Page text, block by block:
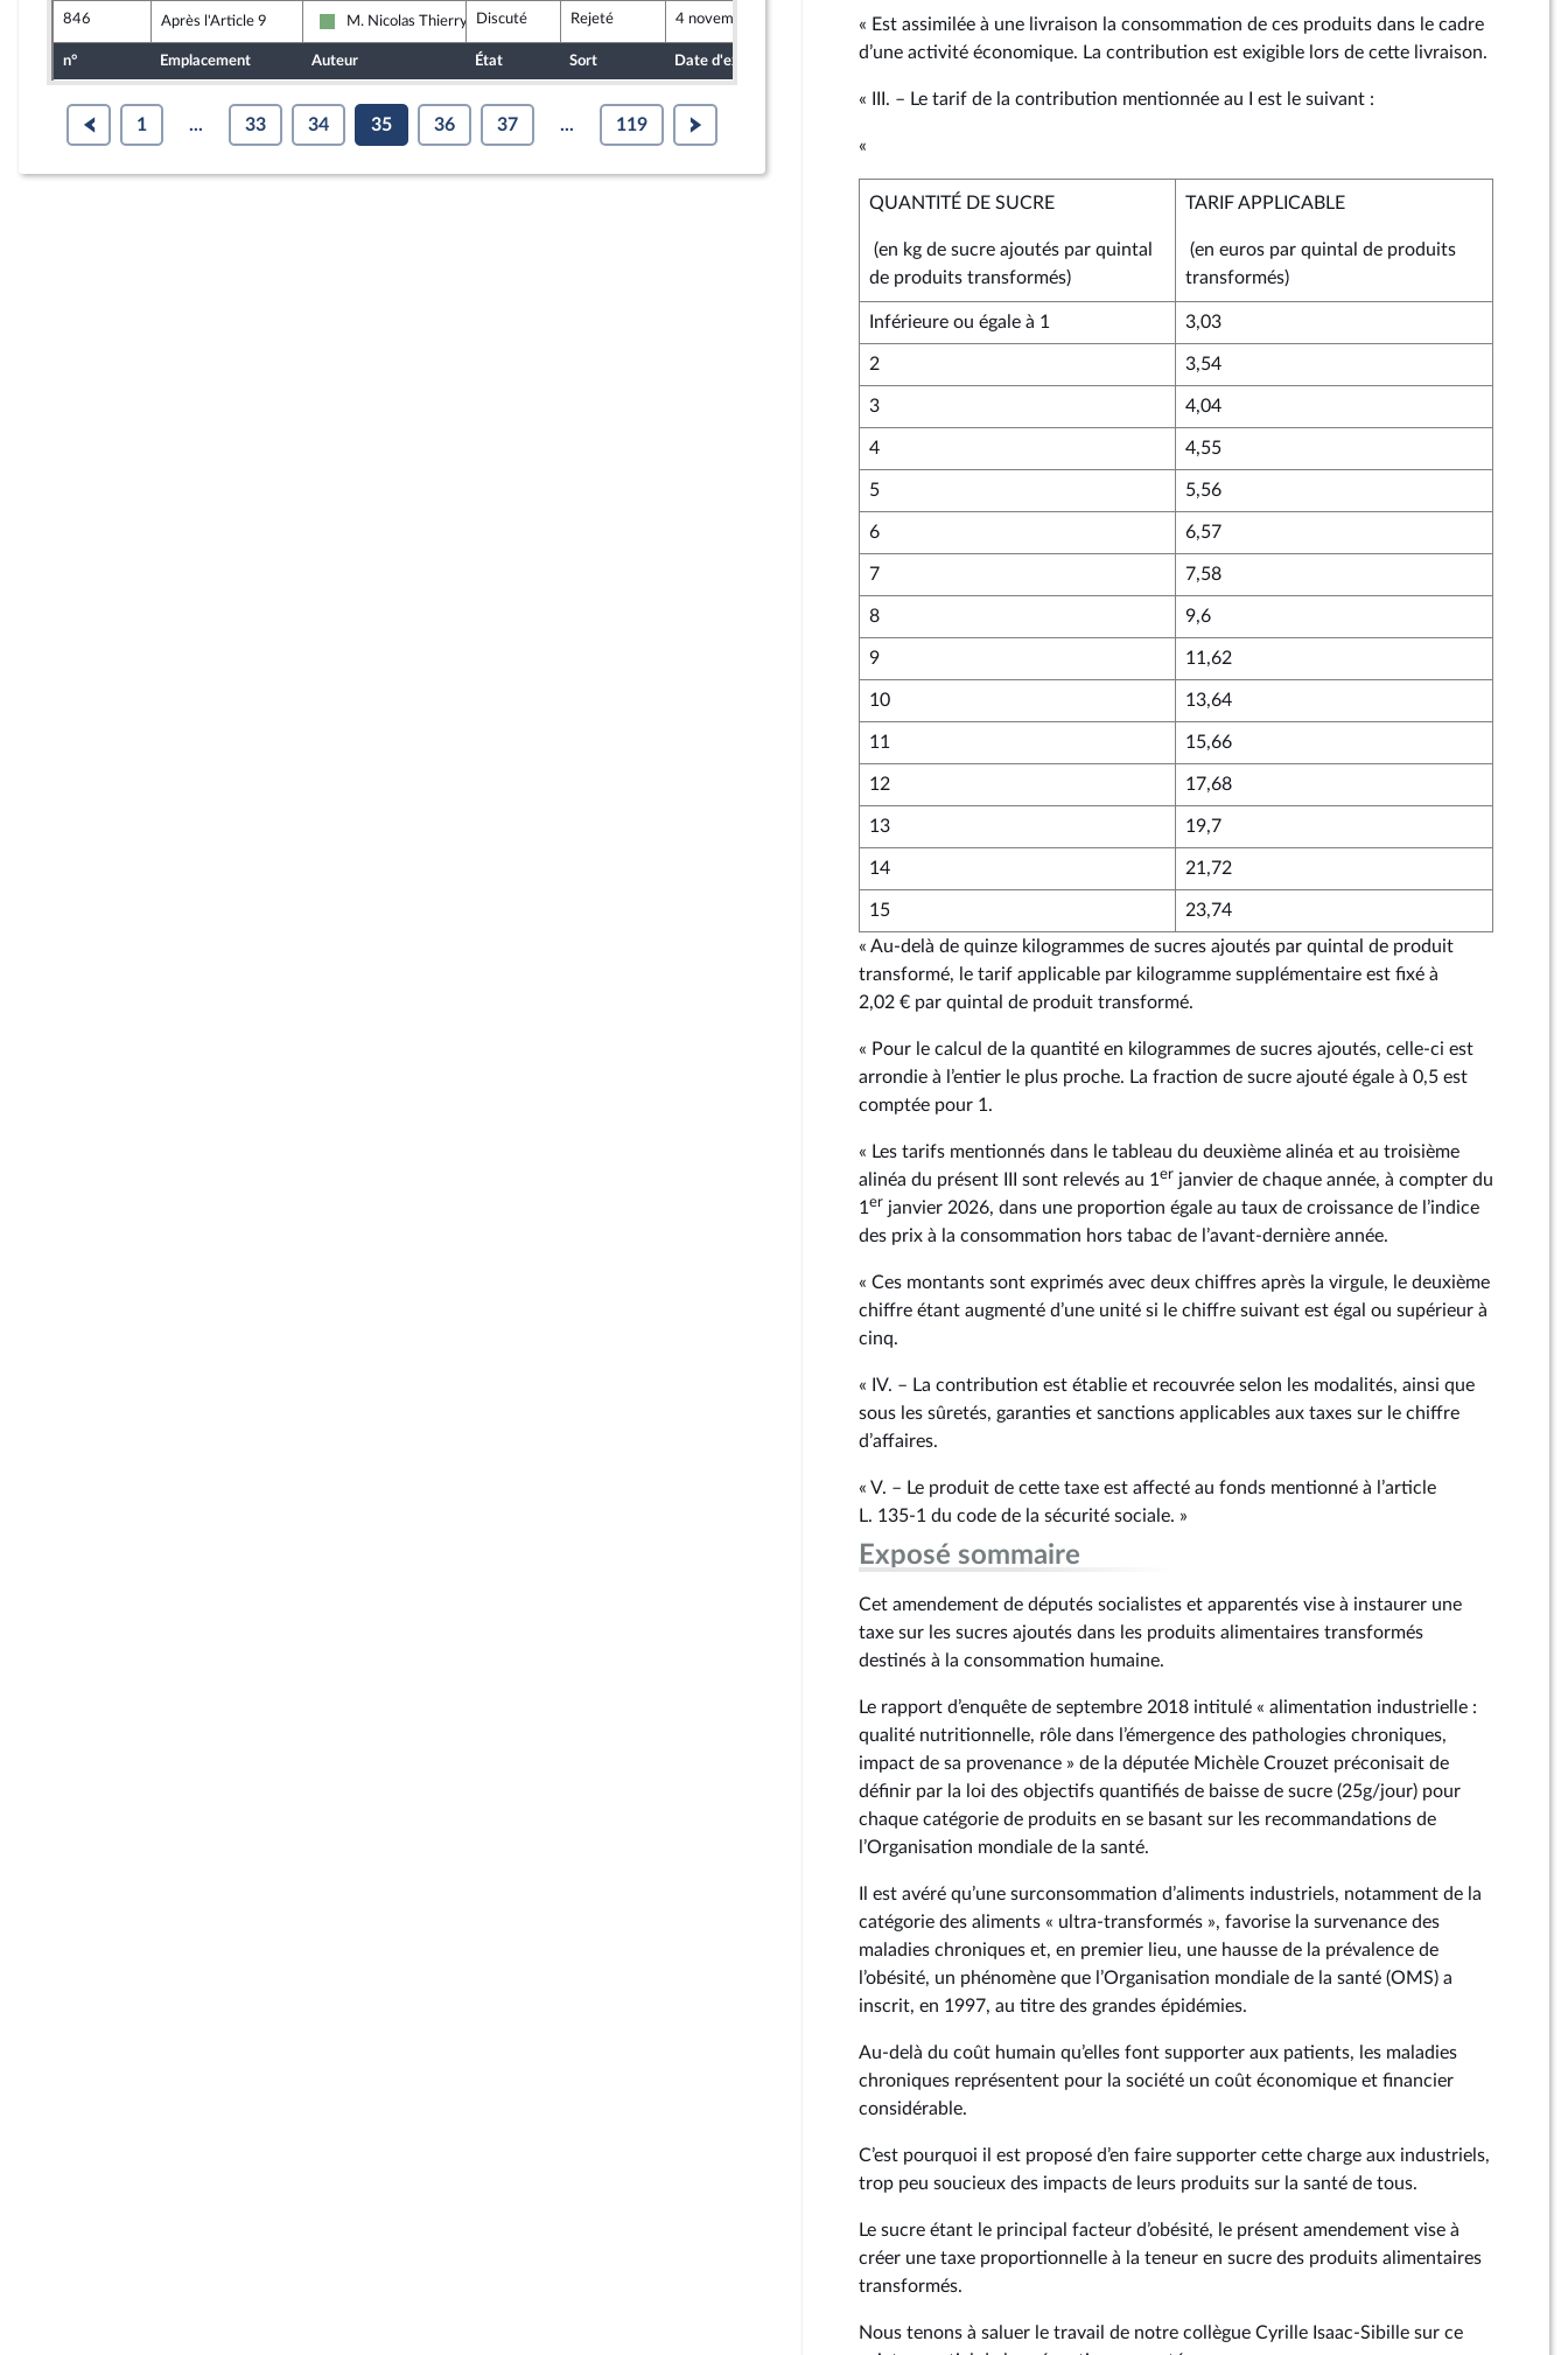
846 Après l'Article 9
Écologiste et Social
M. Nicolas Thierry Discuté Rejeté 4 novembre 2024 24 octobre 2024
n° Emplacement Auteur État Sort Date d'examen Date de dépôt
1 ... 33 34 35 36 37 ... 119
« Est assimilée à une livraison la consommation de ces produits dans le cadre
d’une activité économique. La contribution est exigible lors de cette livraison.
« III. – Le tarif de la contribution mentionnée au I est le suivant :
«
QUANTITÉ DE SUCRE
(en kg de sucre ajoutés par quintal
de produits transformés)
TARIF APPLICABLE
(en euros par quintal de produits
transformés)
Inférieure ou égale à 1 3,03
2 3,54
3 4,04
4 4,55
5 5,56
6 6,57
7 7,58
8 9,6
9 11,62
10 13,64
11 15,66
12 17,68
13 19,7
14 21,72
15
23,74
« Au-delà de quinze kilogrammes de sucres ajoutés par quintal de produit
transformé, le tarif applicable par kilogramme supplémentaire est fixé à
2,02 € par quintal de produit transformé.
« Pour le calcul de la quantité en kilogrammes de sucres ajoutés, celle-ci est
arrondie à l’entier le plus proche. La fraction de sucre ajouté égale à 0,5 est
comptée pour 1.
« Les tarifs mentionnés dans le tableau du deuxième alinéa et au troisième
alinéa du présent III sont relevés au 1 er janvier de chaque année, à compter du
1 er janvier 2026, dans une proportion égale au taux de croissance de l’indice
des prix à la consommation hors tabac de l’avant-dernière année.
« Ces montants sont exprimés avec deux chiffres après la virgule, le deuxième
chiffre étant augmenté d’une unité si le chiffre suivant est égal ou supérieur à
cinq.
« IV. – La contribution est établie et recouvrée selon les modalités, ainsi que
sous les sûretés, garanties et sanctions applicables aux taxes sur le chiffre
d’affaires.
« V. – Le produit de cette taxe est affecté au fonds mentionné à l’article
L. 135‑1 du code de la sécurité sociale. »
Exposé sommaire
Cet amendement de députés socialistes et apparentés vise à instaurer une
taxe sur les sucres ajoutés dans les produits alimentaires transformés
destinés à la consommation humaine.
Le rapport d’enquête de septembre 2018 intitulé « alimentation industrielle :
qualité nutritionnelle, rôle dans l’émergence des pathologies chroniques,
impact de sa provenance » de la députée Michèle Crouzet préconisait de
définir par la loi des objectifs quantifiés de baisse de sucre (25g/jour) pour
chaque catégorie de produits en se basant sur les recommandations de
l’Organisation mondiale de la santé.
Il est avéré qu’une surconsommation d’aliments industriels, notamment de la
catégorie des aliments « ultra-transformés », favorise la survenance des
maladies chroniques et, en premier lieu, une hausse de la prévalence de
l’obésité, un phénomène que l’Organisation mondiale de la santé (OMS) a
inscrit, en 1997, au titre des grandes épidémies.
Au-delà du coût humain qu’elles font supporter aux patients, les maladies
chroniques représentent pour la société un coût économique et financier
considérable.
C’est pourquoi il est proposé d’en faire supporter cette charge aux industriels,
trop peu soucieux des impacts de leurs produits sur la santé de tous.
Le sucre étant le principal facteur d’obésité, le présent amendement vise à
créer une taxe proportionnelle à la teneur en sucre des produits alimentaires
transformés.
Nous tenons à saluer le travail de notre collègue Cyrille Isaac-Sibille sur ce